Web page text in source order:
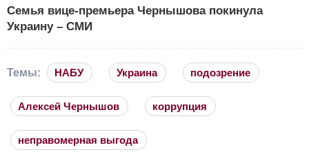
Семья вице-премьера Чернышова покинула
Украину – СМИ
Темы: НАБУ Украина подозрение
Алексей Чернышов коррупция
неправомерная выгода